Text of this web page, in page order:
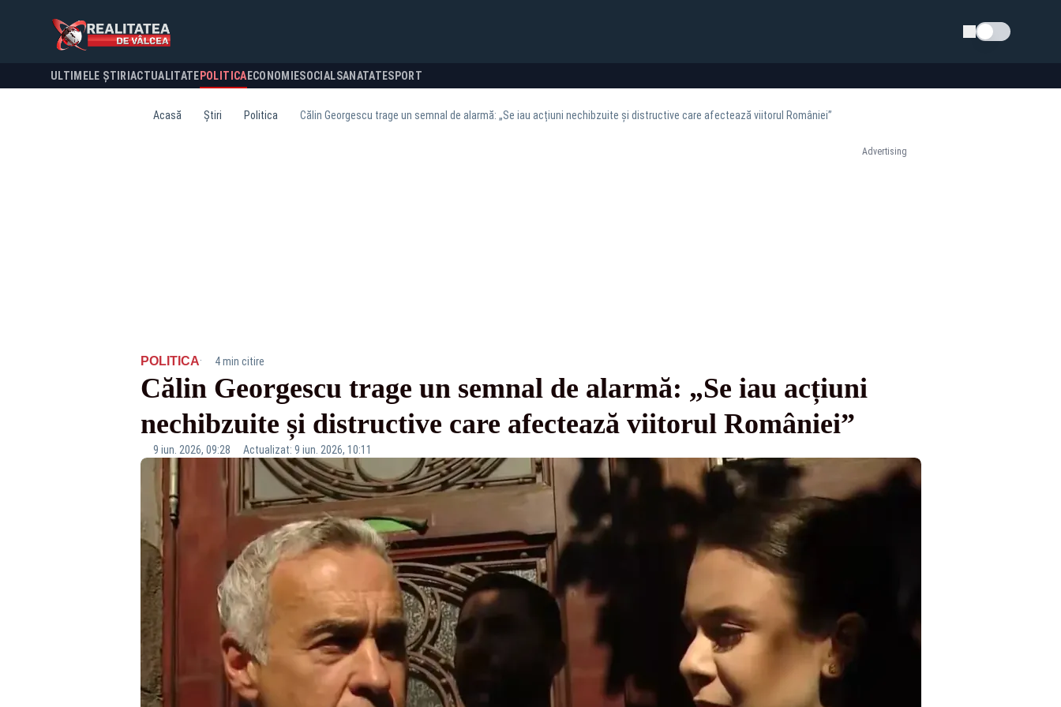
Schimba tema
ULTIMELE ȘTIRI ACTUALITATE POLITICA ECONOMIESOCIALSANATATESPORT
Acasă Știri Politica Călin Georgescu trage un semnal de alarmă: „Se iau acțiuni nechibzuite și distructive care afectează viitorul României”
Advertising
POLITICA· 4 min citire
Călin Georgescu trage un semnal de alarmă: „Se iau acțiuni
nechibzuite și distructive care afectează viitorul României”
9 iun. 2026, 09:28 Actualizat: 9 iun. 2026, 10:11